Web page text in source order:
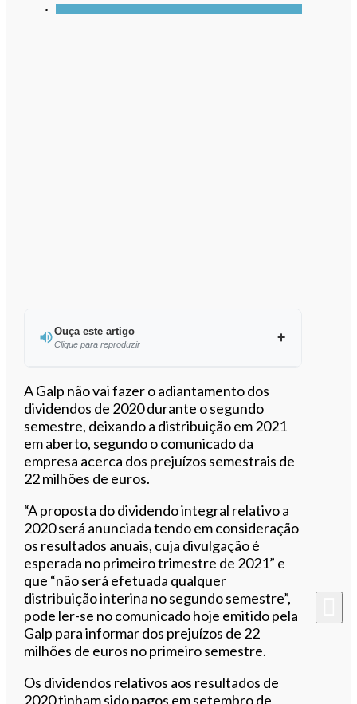
Ouça este artigo
Clique para reproduzir
Ouvir este artigo
A Galp não vai fazer o adiantamento dos
dividendos de 2020 durante o segundo
semestre, deixando a distribuição em 2021
em aberto, segundo o comunicado da
empresa acerca dos prejuízos semestrais de
22 milhões de euros.
“A proposta do dividendo integral relativo a
2020 será anunciada tendo em consideração
os resultados anuais, cuja divulgação é
esperada no primeiro trimestre de 2021” e
que “não será efetuada qualquer
distribuição interina no segundo semestre”,
pode ler-se no comunicado hoje emitido pela
Galp para informar dos prejuízos de 22
milhões de euros no primeiro semestre.
Os dividendos relativos aos resultados de
2020 tinham sido pagos em setembro de